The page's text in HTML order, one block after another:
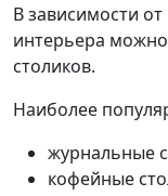
В зависимости
интерьера
столиков.
Наиболее
журнальные
кофейные